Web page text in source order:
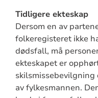
Tidligere ekteskap
Dersom en av
folkeregisteret ikke
dødsfall, må
ekteskapet er
av fylkesmannen.